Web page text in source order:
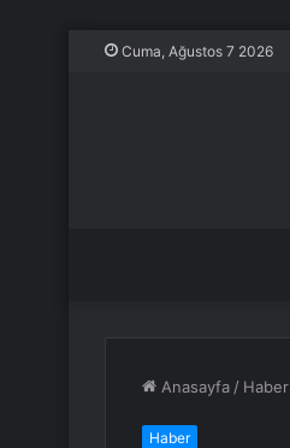
Cuma, Ağustos 7 2026
Anasayfa / Haber
Haber